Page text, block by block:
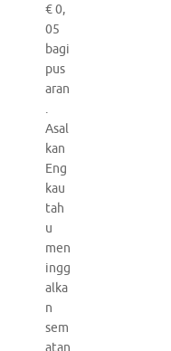
€ 0,
05
bagi
pus
aran
.
Asal
kan
Eng
kau
tah
u
men
ingg
alka
n
sem
atan